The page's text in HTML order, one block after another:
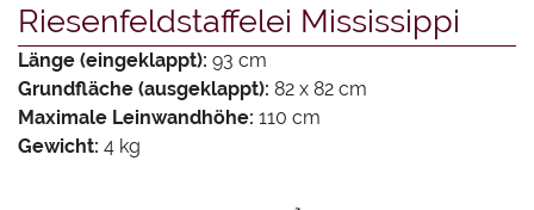
Riesenfeldstaffelei Mississippi
Länge (eingeklappt): 93 cm
Grundfläche (ausgeklappt): 82 x 82 cm
Maximale Leinwandhöhe: 110 cm
Gewicht: 4 kg